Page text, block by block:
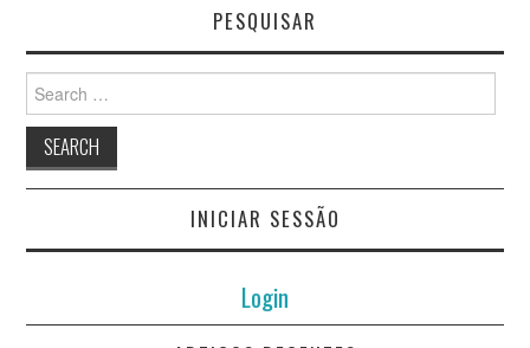
PESQUISAR
Search
for:
INICIAR SESSÃO
Login